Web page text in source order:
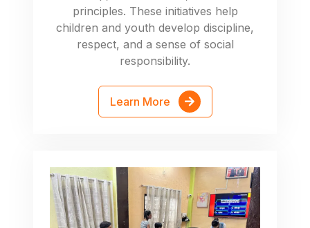
principles. These initiatives help
children and youth develop discipline,
respect, and a sense of social
responsibility.
Learn More